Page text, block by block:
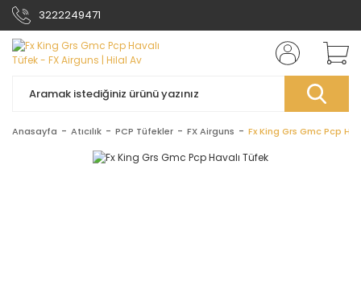
3222249471
Anasayfa Atıcılık PCP Tüfekler FX Airguns Fx King Grs Gmc Pcp